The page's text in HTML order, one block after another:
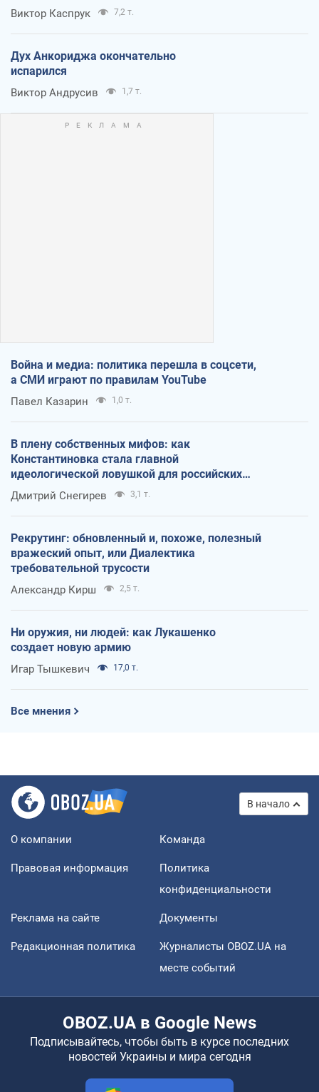
Виктор Каспрук 7,2 т.
Дух Анкориджа окончательно
испарился
Виктор Андрусив 1,7 т.
Война и медиа: политика перешла в соцсети,
а СМИ играют по правилам YouTube
Павел Казарин 1,0 т.
В плену собственных мифов: как
Константиновка стала главной
идеологической ловушкой для российских
оккупантов
Дмитрий Снегирев 3,1 т.
Рекрутинг: обновленный и, похоже, полезный
вражеский опыт, или Диалектика
требовательной трусости
Александр Кирш 2,5 т.
Ни оружия, ни людей: как Лукашенко
создает новую армию
Игар Тышкевич 17,0 т.
Все мнения
В начало
О компании Команда
Правовая информация
Политика
конфиденциальности
Реклама на сайте Документы
Редакционная политика
Журналисты OBOZ.UA на
месте событий
OBOZ.UA в Google News
Подписывайтесь, чтобы быть в курсе последних
новостей Украины и мира сегодня